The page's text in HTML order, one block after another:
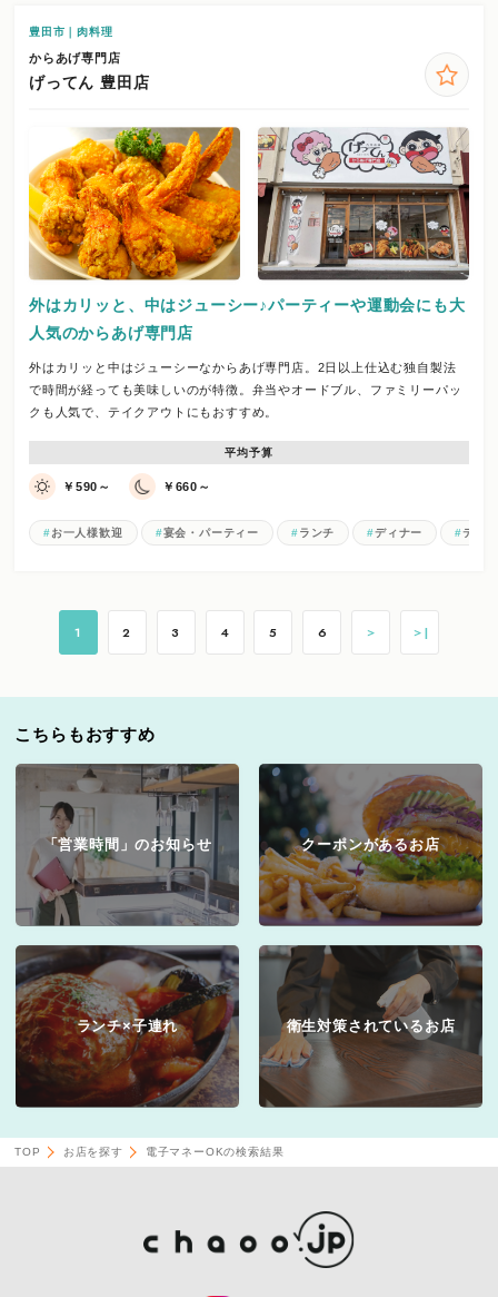
豊田市｜肉料理
からあげ専門店
げってん 豊田店
外はカリッと、中はジューシー♪パーティーや運動会にも大
人気のからあげ専門店
外はカリッと中はジューシーなからあげ専門店。2日以上仕込む独自製法
で時間が経っても美味しいのが特徴。弁当やオードブル、ファミリーパッ
クも人気で、テイクアウトにもおすすめ。
平均予算
￥590～ ￥660～
お一人様歓迎 宴会・パーティー ランチ ディナー テイ
1 2 3 4 5 6 ＞ ＞|
こちらもおすすめ
「営業時間」のお知らせ クーポンがあるお店
ランチ×子連れ 衛生対策されているお店
TOP お店を探す 電子マネーOKの検索結果